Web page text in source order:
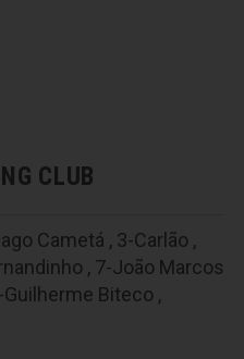
CLUB
Cametá , 3-Carlão ,
, 7-João Marcos
Guilherme Biteco ,